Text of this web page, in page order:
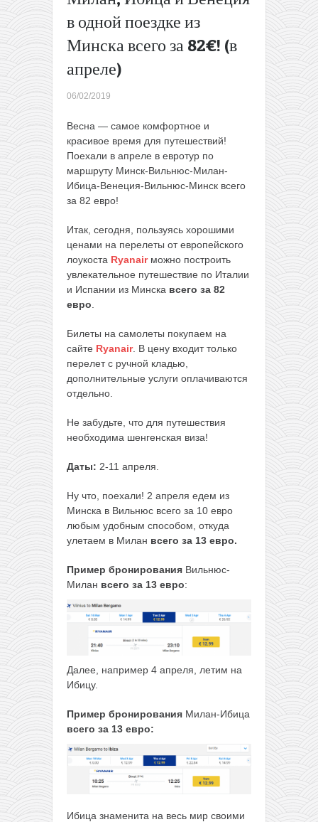
в одной поездке из
Минска всего за 82€! (в
апреле)
06/02/2019
Весна — самое комфортное и
красивое время для путешествий!
Поехали в апреле в евротур по
маршруту Минск-Вильнюс-Милан-
Ибица-Венеция-Вильнюс-Минск всего
за 82 евро!
Итак, сегодня, пользуясь хорошими
ценами на перелеты от европейского
лоукоста Ryanairможно построить
увлекательное путешествие по Италии
и Испании из Минска всего за 82
евро
Билеты на самолеты покупаем на
сайте Ryanair. В цену входит только
перелет с ручной кладью,
дополнительные услуги оплачиваются
отдельно.
Не забудьте, что для путешествия
необходима шенгенская виза!
Даты: 2-11 апреля.
Ну что, поехали! 2 апреля едем из
Минска в Вильнюс всего за 10 евро
любым удобным способом, откуда
улетаем в Милан всего за 13 евро.
Пример бронирования Вильнюс-
Милан всего за 13 евро:
Далее, например 4 апреля, летим на
Ибицу.
Пример бронирования Милан-Ибица
всего за 13 евро:
Ибица знаменита на весь мир своими
3* отеле
цене!
ERROR